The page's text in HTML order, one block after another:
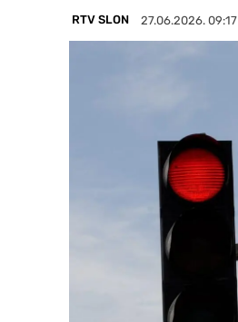
RTV SLON 27.06.2026. 09:17